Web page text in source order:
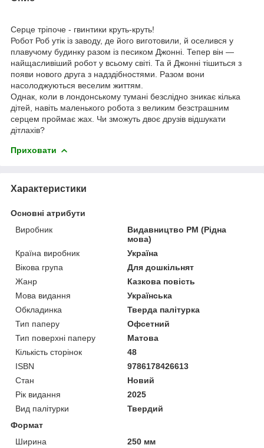
Серце тріпоче - гвинтики круть-круть!
Робот Роб утік із заводу, де його виготовили, й оселився у
плавучому будинку разом із песиком Джонні. Тепер він —
найщасливіший робот у всьому світі. Та й Джонні тішиться з
появи нового друга з надздібностями. Разом вони
насолоджуються веселим життям.
Однак, коли в лондонському тумані безслідно зникає кілька
дітей, навіть маленького робота з великим безстрашним
серцем проймає жах. Чи зможуть двоє друзів відшукати
дітлахів?
Приховати
Характеристики
Основні атрибути
Виробник
Видавництво РМ (Рідна
мова)
Країна виробник
Україна
Вікова група
Для дошкільнят
Жанр
Казкова повість
Мова видання
Українська
Обкладинка
Тверда палітурка
Тип паперу
Офсетний
Тип поверхні паперу
Матова
Кількість сторінок
48
ISBN
9786178426613
Стан
Новий
Рік видання
2025
Вид палітурки
Твердий
Формат
Ширина
250 мм